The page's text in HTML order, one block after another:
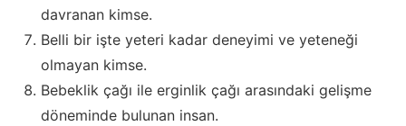
davranan kimse.
Belli bir işte yeteri kadar deneyimi ve yeteneği
olmayan kimse.
Bebeklik çağı ile erginlik çağı arasındaki gelişme
döneminde bulunan insan.